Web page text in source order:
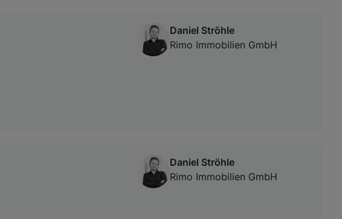
Daniel Ströhle
Rimo Immobilien GmbH
Daniel Ströhle
Rimo Immobilien GmbH